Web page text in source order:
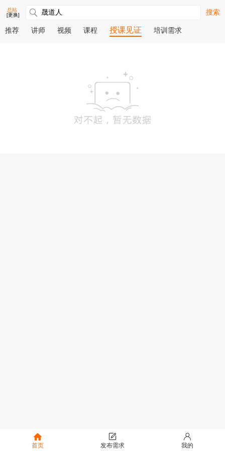
总站
[更换]
搜索
推荐 讲师 视频 课程 授课见证 培训需求
首页 发布需求 我的